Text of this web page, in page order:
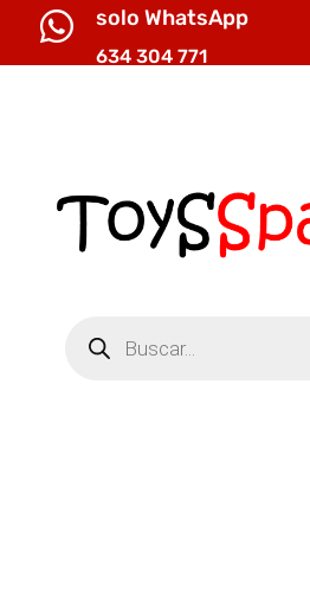
 solo WhatsApp
634 304 771
productos